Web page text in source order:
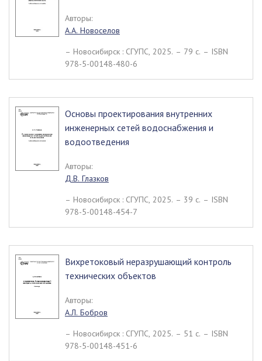
Авторы:
А.А. Новоселов
– Новосибирск : СГУПС, 2025. – 79 c. – ISBN
978-5-00148-480-6
Основы проектирования внутренних
инженерных сетей водоснабжения и
водоотведения
Авторы:
Д.В. Глазков
– Новосибирск : СГУПС, 2025. – 39 c. – ISBN
978-5-00148-454-7
Вихретоковый неразрушающий контроль
технических объектов
Авторы:
А.Л. Бобров
– Новосибирск : СГУПС, 2025. – 51 c. – ISBN
978-5-00148-451-6